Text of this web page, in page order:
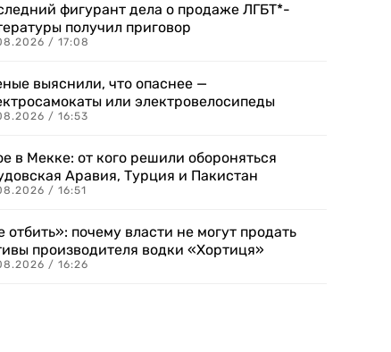
фигурант дела о продаже ЛГБТ*-
получил приговор
/ 17:08
выяснили, что опаснее —
или электровелосипеды
/ 16:53
в Мекке: от кого решили обороняться
Аравия, Турция и Пакистан
/ 16:51
отбить»: почему власти не могут продать
производителя водки «Хортиця»
/ 16:26